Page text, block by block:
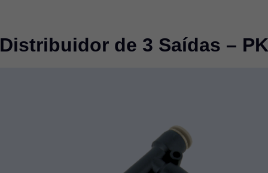
Distribuidor de 3 Saídas – PK